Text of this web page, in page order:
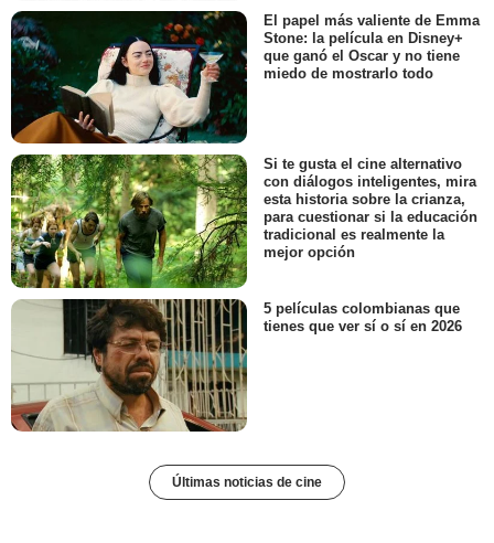
El papel más valiente de Emma
Stone: la película en Disney+
que ganó el Oscar y no tiene
miedo de mostrarlo todo
Si te gusta el cine alternativo
con diálogos inteligentes, mira
esta historia sobre la crianza,
para cuestionar si la educación
tradicional es realmente la
mejor opción
5 películas colombianas que
tienes que ver sí o sí en 2026
Últimas noticias de cine